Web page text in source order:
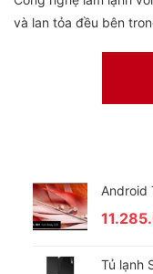
và lan tỏa đều bên
Android
Tủ lạnh